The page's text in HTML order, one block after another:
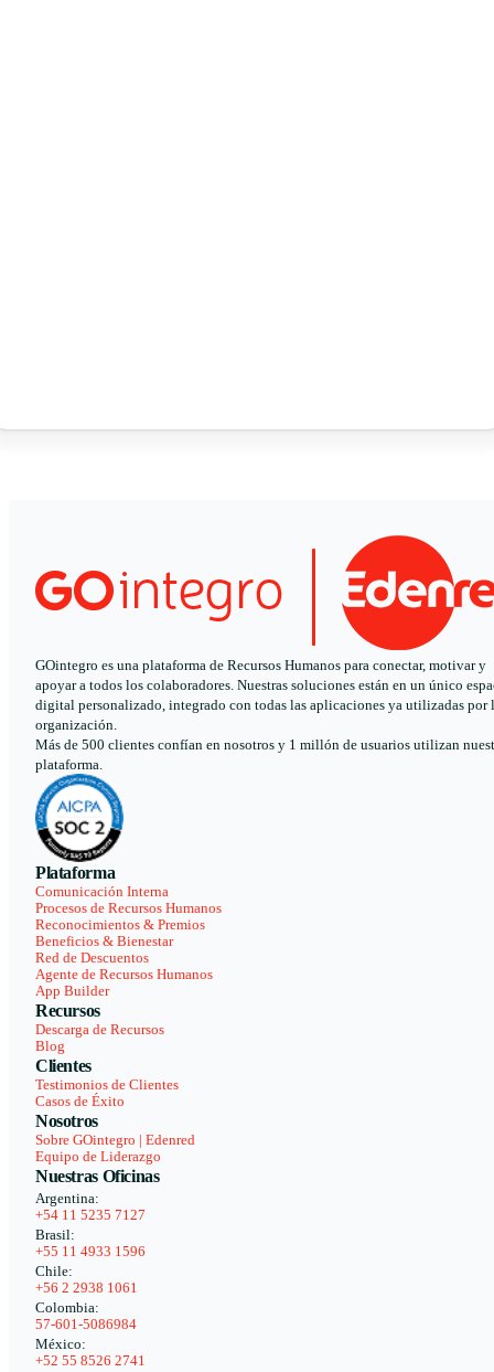
GOintegro es una plataforma de Recursos Humanos para conectar, motivar y
apoyar a todos los colaboradores. Nuestras soluciones están en un único
digital personalizado, integrado con todas las aplicaciones ya utilizadas por
organización.
Más de 500 clientes confían en nosotros y 1 millón de usuarios utilizan
plataforma.
Plataforma
Comunicación Interna
Procesos de Recursos Humanos
Reconocimientos & Premios
Beneficios & Bienestar
Red de Descuentos
Agente de Recursos Humanos
App Builder
Recursos
Descarga de Recursos
Blog
Clientes
Testimonios de Clientes
Casos de Éxito
Nosotros
Sobre GOintegro | Edenred
Equipo de Liderazgo
Nuestras Oficinas
Argentina:
+54 11 5235 7127
Brasil:
+55 11 4933 1596
Chile:
+56 2 2938 1061
Colombia:
57-601-5086984
México:
+52 55 8526 2741